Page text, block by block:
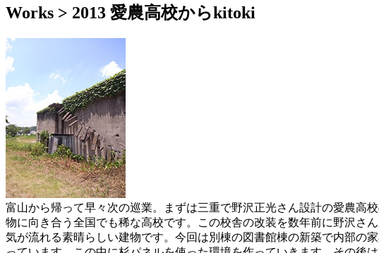
Works > 2013 愛農高校からkitoki
富山から帰って早々次の巡業。まずは三重で野沢正光さん設計の愛農高
物に向き合う全国でも稀な高校です。この校舎の改装を数年前に野沢さ
気が流れる素晴らしい建物です。今回は別棟の図書館棟の新築で内部の